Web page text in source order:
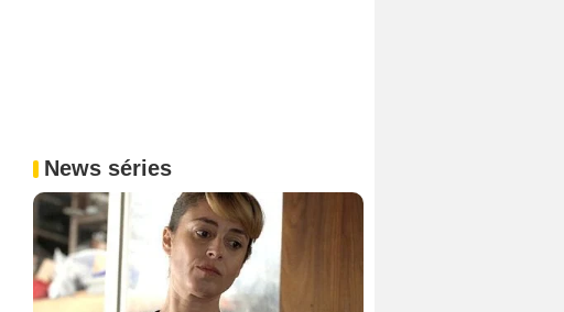
News séries